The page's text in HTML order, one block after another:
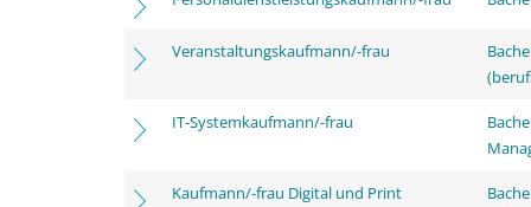
Veranstaltungskaufmann/-frau
IT-Systemkaufmann/-frau
Kaufmann/-frau Digital und Print